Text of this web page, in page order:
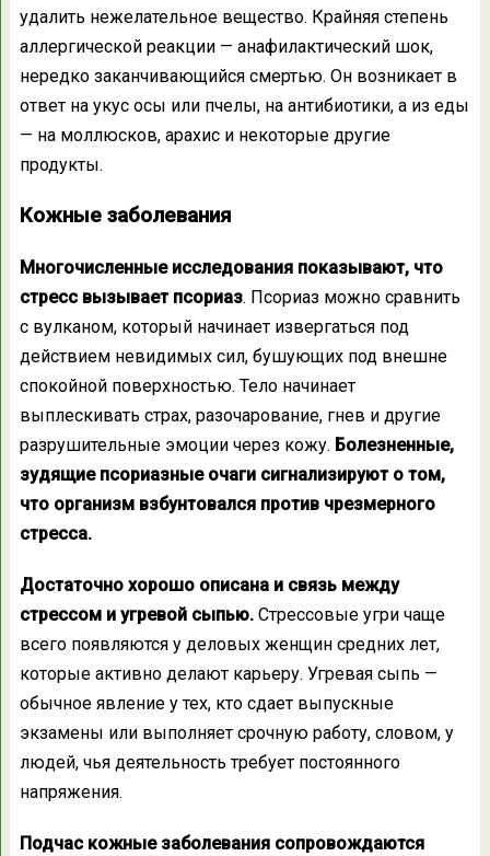
удалить нежелательное вещество. Крайняя степень
аллергической реакции — анафилактический шок,
нередко заканчивающийся смертью. Он возникает в
ответ на укус осы или пчелы, на антибиотики, а из еды
— на моллюсков, арахис и некоторые другие
продукты.
Кожные заболевания
Многочисленные исследования показывают, что
стресс вызывает псориаз. Псориаз можно сравнить
с вулканом, который начинает извергаться под
действием невидимых сил, бушующих под внешне
спокойной поверхностью. Тело начинает
выплескивать страх, разочарование, гнев и другие
разрушительные эмоции через кожу. Болезненные,
зудящие псориазные очаги сигнализируют о том,
что организм взбунтовался против чрезмерного
стресса.
Достаточно хорошо описана и связь между
стрессом и угревой сыпью. Стрессовые угри чаще
всего появляются у деловых женщин средних лет,
которые активно делают карьеру. Угревая сыпь —
обычное явление у тех, кто сдает выпускные
экзамены или выполняет срочную работу, словом, у
людей, чья деятельность требует постоянного
напряжения.
Подчас кожные заболевания сопровождаются